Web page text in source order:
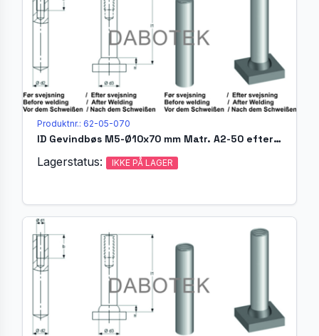
Produktnr.: 62-05-070
ID Gevindbøs M5-Ø10x70 mm Matr. A2-50 efter EN ISO 13918
Lagerstatus: IKKE PÅ LAGER